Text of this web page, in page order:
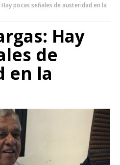
pocas señales de austeridad en la
Hay
de
en la